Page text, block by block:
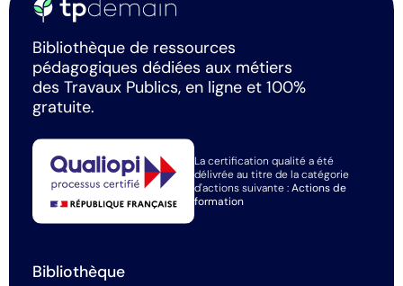
Bibliothèque de ressources
pédagogiques dédiées aux métiers
des Travaux Publics, en ligne et 100%
gratuite.
La certification qualité a été
délivrée au titre de la catégorie
d'actions suivante :Actions de
formation
Bibliothèque